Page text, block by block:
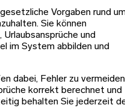
Vorgaben rund
Sie können
und
im System abbilden und
dabei, Fehler zu vermeiden
korrekt berechnet und
behalten Sie jederzeit